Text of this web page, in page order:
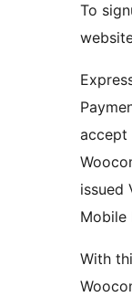
To
accept
issued
Mobile
With